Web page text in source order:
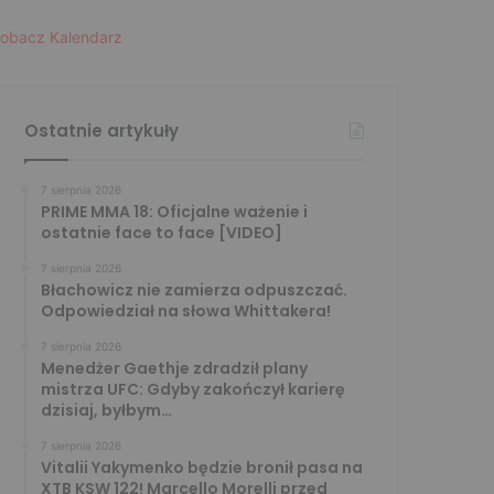
Kalendarz
Ostatnie artykuły
7 sierpnia 2026
PRIME MMA 18: Oficjalne ważenie i
ostatnie face to face [VIDEO]
7 sierpnia 2026
Błachowicz nie zamierza odpuszczać.
Odpowiedział na słowa Whittakera!
7 sierpnia 2026
Menedżer Gaethje zdradził plany
mistrza UFC: Gdyby zakończył karierę
dzisiaj, byłbym…
7 sierpnia 2026
Vitalii Yakymenko będzie bronił pasa na
XTB KSW 122! Marcello Morelli przed